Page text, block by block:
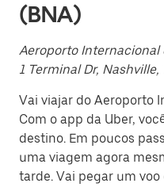
(BNA)
Aeroporto Internacional
1 Terminal Dr, Nashville,
Vai viajar do Aeroporto
Com o app da Uber,
destino. Em poucos
uma viagem agora
tarde. Vai pegar um